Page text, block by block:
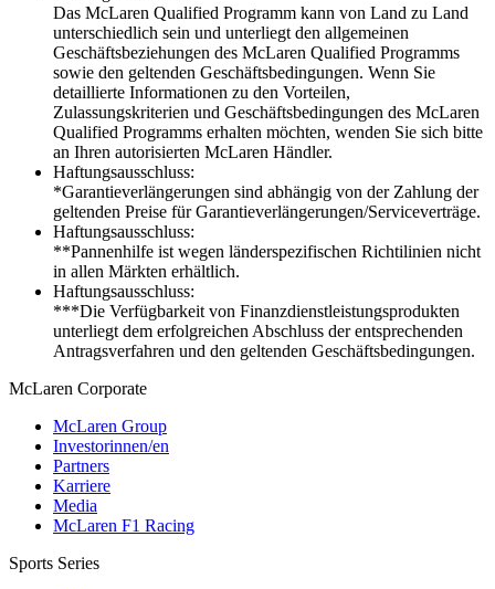
Das McLaren Qualified Programm kann von Land zu Land
unterschiedlich sein und unterliegt den allgemeinen
Geschäftsbeziehungen des McLaren Qualified Programms
sowie den geltenden Geschäftsbedingungen. Wenn Sie
detaillierte Informationen zu den Vorteilen,
Zulassungskriterien und Geschäftsbedingungen des McLaren
Qualified Programms erhalten möchten, wenden Sie sich bitte
an Ihren autorisierten McLaren Händler.
Haftungsausschluss:
*Garantieverlängerungen sind abhängig von der Zahlung der
geltenden Preise für Garantieverlängerungen/Serviceverträge.
Haftungsausschluss:
**Pannenhilfe ist wegen länderspezifischen Richtilinien nicht
in allen Märkten erhältlich.
Haftungsausschluss:
***Die Verfügbarkeit von Finanzdienstleistungsprodukten
unterliegt dem erfolgreichen Abschluss der entsprechenden
Antragsverfahren und den geltenden Geschäftsbedingungen.
McLaren Corporate
McLaren Group
Investorinnen/en
Partners
Karriere
Media
McLaren F1 Racing
Sports Series